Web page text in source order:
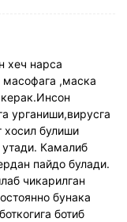
хеч нарса
,маска
урганиши,вирусга
хосил булиши
Камалиб
пайдо булади.
чикарилган
бунака
ботиб